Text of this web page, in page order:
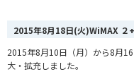
2015年8月18日(火)WiMAX ２
2015年8月10日（月）から8月
大・拡充しました。